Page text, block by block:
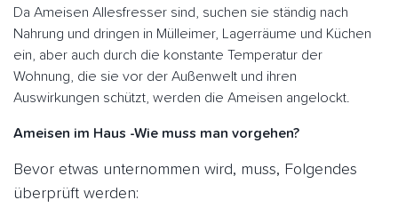
Da Ameisen Allesfresser sind, suchen sie ständig nach
Nahrung und dringen in Mülleimer, Lagerräume und Küchen
ein, aber auch durch die konstante Temperatur der
Wohnung, die sie vor der Außenwelt und ihren
Auswirkungen schützt, werden die Ameisen angelockt.
Ameisen im Haus -Wie muss man vorgehen?
Bevor etwas unternommen wird, muss, Folgendes
überprüft werden: